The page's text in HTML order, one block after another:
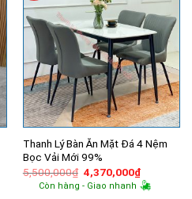
Thanh Lý Bàn Ăn Mặt Đá 4 Nệm
Bọc Vải Mới 99%
5,500,000₫ Giá
gốc
là:
4,370,000₫Giá
hiện
tại
Còn hàng - Giao nhanh